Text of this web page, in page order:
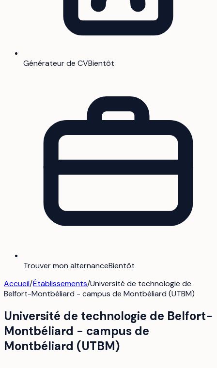
Générateur de CVBientôt
Trouver mon alternanceBientôt
Accueil/Établissements/Université de technologie de
Belfort-Montbéliard - campus de Montbéliard (UTBM)
Université de technologie de Belfort-
Montbéliard - campus de
Montbéliard (UTBM)